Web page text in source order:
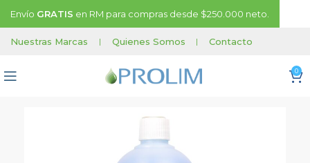
Nuestras Marcas | Quienes Somos | Contacto
0
Envío GRATIS en RM para compras desde $250.000 neto.